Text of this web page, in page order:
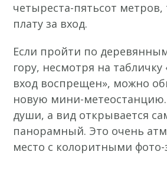
четыреста-пятьсот метров,
плату за вход.
Если пройти по
гору, несмотря на
вход воспрещен», можно
новую мини-метеостанцию.
души, а вид открывается
панорамный. Это очень
место с колоритными